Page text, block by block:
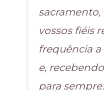
vossos fiéis
frequência a
e,
para